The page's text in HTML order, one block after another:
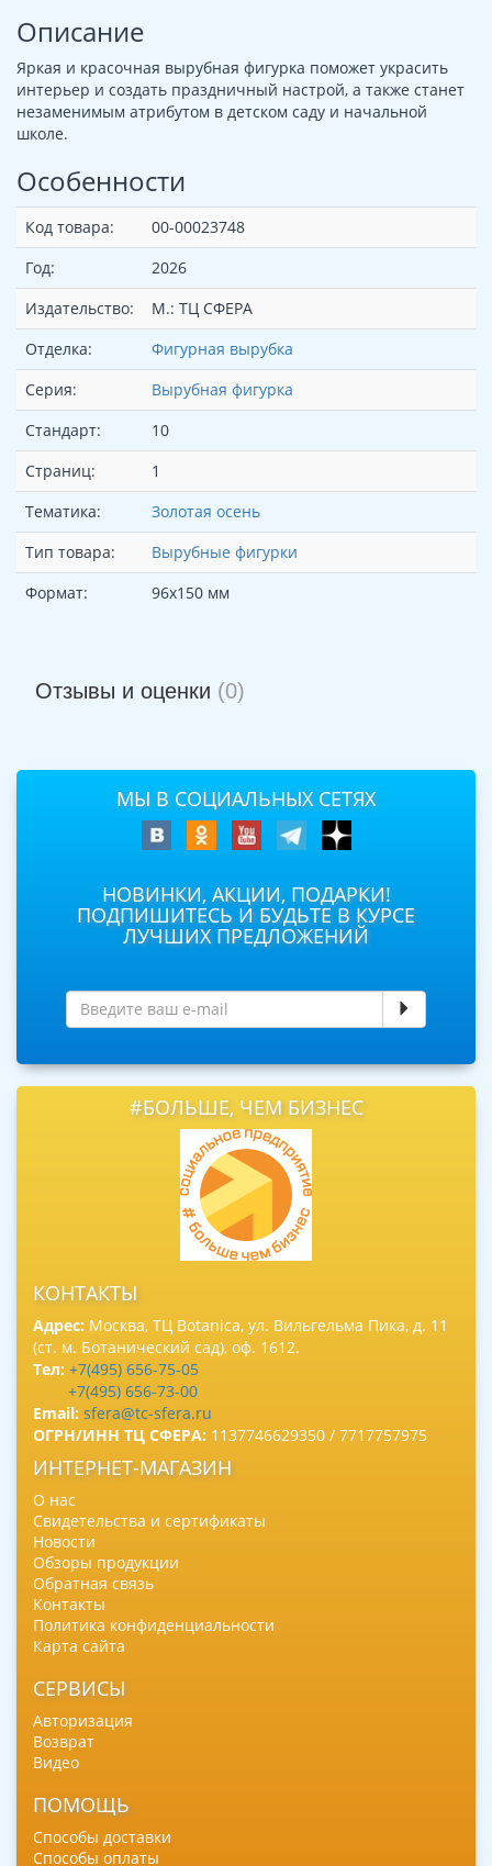
Описание
Яркая и красочная вырубная фигурка поможет украсить
интерьер и создать праздничный настрой, а также станет
незаменимым атрибутом в детском саду и начальной
школе.
Особенности
Код товара:
00-00023748
Год:
2026
Издательство:
М.: ТЦ СФЕРА
Отделка:
Фигурная вырубка
Серия:
Вырубная фигурка
Стандарт:
10
Страниц:
1
Тематика:
Золотая осень
Тип товара:
Вырубные фигурки
Формат:
96х150 мм
Отзывы и оценки (0)
МЫ В СОЦИАЛЬНЫХ СЕТЯХ
НОВИНКИ, АКЦИИ, ПОДАРКИ!
ПОДПИШИТЕСЬ И БУДЬТЕ В КУРСЕ
ЛУЧШИХ ПРЕДЛОЖЕНИЙ
#БОЛЬШЕ, ЧЕМ БИЗНЕС
КОНТАКТЫ
Адрес: Москва, ТЦ Botanica, ул. Вильгельма Пика, д. 11
(ст. м. Ботанический сад), оф. 1612.
Тел: +7(495) 656-75-05
+7(495) 656-73-00
Email: sfera@tc-sfera.ru
ОГРН/ИНН ТЦ СФЕРА: 1137746629350 / 7717757975
ИНТЕРНЕТ-МАГАЗИН
О нас
Свидетельства и сертификаты
Новости
Обзоры продукции
Обратная связь
Контакты
Политика конфиденциальности
Карта сайта
СЕРВИСЫ
Авторизация
Возврат
Видео
ПОМОЩЬ
Способы доставки
Способы оплаты